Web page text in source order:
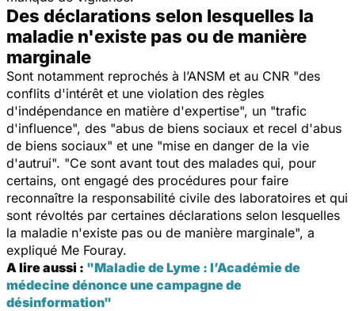
Des déclarations selon lesquelles la
maladie n'existe pas ou de manière
marginale
Sont notamment reprochés à l’ANSM et au CNR "des
conflits d'intérêt et une violation des règles
d'indépendance en matière d'expertise", un "trafic
d'influence", des "abus de biens sociaux et recel d'abus
de biens sociaux" et une "mise en danger de la vie
d'autrui". "Ce sont avant tout des malades qui, pour
certains, ont engagé des procédures pour faire
reconnaître la responsabilité civile des laboratoires et qui
sont révoltés par certaines déclarations selon lesquelles
la maladie n'existe pas ou de manière marginale", a
expliqué Me Fouray.
A lire aussi : "Maladie de Lyme : l’Académie de
médecine dénonce une campagne de
désinformation"